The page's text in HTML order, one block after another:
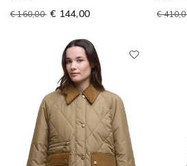
€ 160,00 € 144,00 €